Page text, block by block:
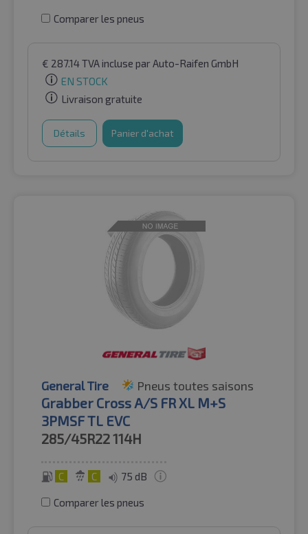
Comparer les pneus
€ 287.14TVA incluse par Auto-Raifen GmbH
EN STOCK
Livraison gratuite
Détails Panier d'achat
General Tire Pneus toutes saisons
Grabber Cross A/S FR XL M+S
3PMSF TL EVC
285/45R22114H
C C 75 dB
Comparer les pneus